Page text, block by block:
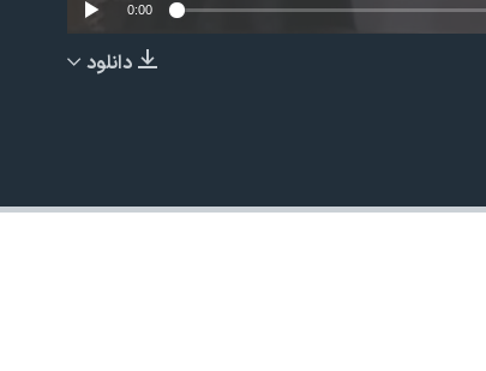
EMBED
0:00
دانلود